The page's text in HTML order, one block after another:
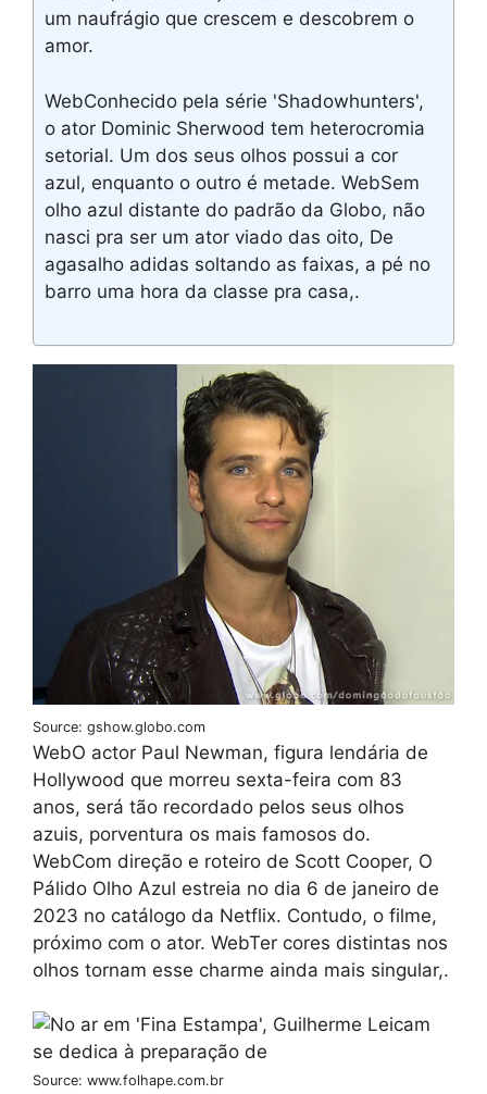
um naufrágio que crescem e descobrem o
amor.
WebConhecido pela série 'Shadowhunters',
o ator Dominic Sherwood tem heterocromia
setorial. Um dos seus olhos possui a cor
azul, enquanto o outro é metade. WebSem
olho azul distante do padrão da Globo, não
nasci pra ser um ator viado das oito, De
agasalho adidas soltando as faixas, a pé no
barro uma hora da classe pra casa,.
Source: gshow.globo.com
WebO actor Paul Newman, figura lendária de
Hollywood que morreu sexta-feira com 83
anos, será tão recordado pelos seus olhos
azuis, porventura os mais famosos do.
WebCom direção e roteiro de Scott Cooper, O
Pálido Olho Azul estreia no dia 6 de janeiro de
2023 no catálogo da Netflix. Contudo, o filme,
próximo com o ator. WebTer cores distintas nos
olhos tornam esse charme ainda mais singular,.
Source: www.folhape.com.br